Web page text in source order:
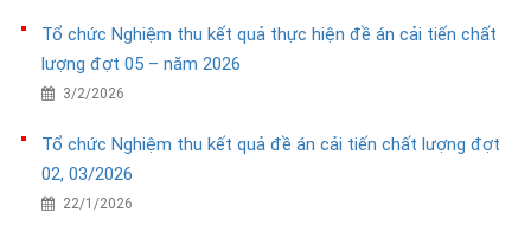
Tổ chức Nghiệm thu kết quả thực hiện đề án cải tiến chất
lượng đợt 05 – năm 2026
3/2/2026
Tổ chức Nghiệm thu kết quả đề án cải tiến chất lượng đợt
02, 03/2026
22/1/2026